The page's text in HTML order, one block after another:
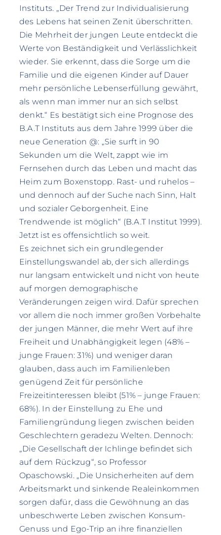
Instituts. „Der Trend zur Individualisierung
des Lebens hat seinen Zenit überschritten.
Die Mehrheit der jungen Leute entdeckt die
Werte von Beständigkeit und Verlässlichkeit
wieder. Sie erkennt, dass die Sorge um die
Familie und die eigenen Kinder auf Dauer
mehr persönliche Lebenserfüllung gewährt,
als wenn man immer nur an sich selbst
denkt.“ Es bestätigt sich eine Prognose des
B.A.T Instituts aus dem Jahre 1999 über die
neue Generation @: „Sie surft in 90
Sekunden um die Welt, zappt wie im
Fernsehen durch das Leben und macht das
Heim zum Boxenstopp. Rast- und ruhelos –
und dennoch auf der Suche nach Sinn, Halt
und sozialer Geborgenheit. Eine
Trendwende ist möglich“ (B.A.T Institut 1999).
Jetzt ist es offensichtlich so weit.
Es zeichnet sich ein grundlegender
Einstellungswandel ab, der sich allerdings
nur langsam entwickelt und nicht von heute
auf morgen demographische
Veränderungen zeigen wird. Dafür sprechen
vor allem die noch immer großen Vorbehalte
der jungen Männer, die mehr Wert auf ihre
Freiheit und Unabhängigkeit legen (48% –
junge Frauen: 31%) und weniger daran
glauben, dass auch im Familienleben
genügend Zeit für persönliche
Freizeitinteressen bleibt (51% – junge Frauen:
68%). In der Einstellung zu Ehe und
Familiengründung liegen zwischen beiden
Geschlechtern geradezu Welten. Dennoch:
„Die Gesellschaft der Ichlinge befindet sich
auf dem Rückzug“, so Professor
Opaschowski. „Die Unsicherheiten auf dem
Arbeitsmarkt und sinkende Realeinkommen
sorgen dafür, dass die Gewöhnung an das
unbeschwerte Leben zwischen Konsum-
Genuss und Ego-Trip an ihre finanziellen